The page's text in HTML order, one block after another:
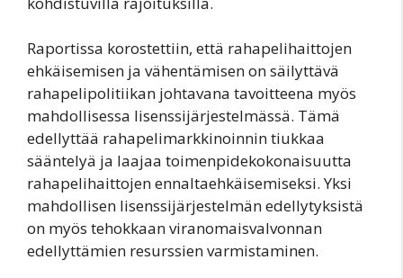
Raportissa korostettiin, että rahapelihaittojen
ehkäisemisen ja vähentämisen on säilyttävä
rahapelipolitiikan johtavana tavoitteena myös
mahdollisessa lisenssijärjestelmässä. Tämä
edellyttää rahapelimarkkinoinnin tiukkaa
sääntelyä ja laajaa toimenpidekokonaisuutta
rahapelihaittojen ennaltaehkäisemiseksi. Yksi
mahdollisen lisenssijärjestelmän edellytyksistä
on myös tehokkaan viranomaisvalvonnan
edellyttämien resurssien varmistaminen.